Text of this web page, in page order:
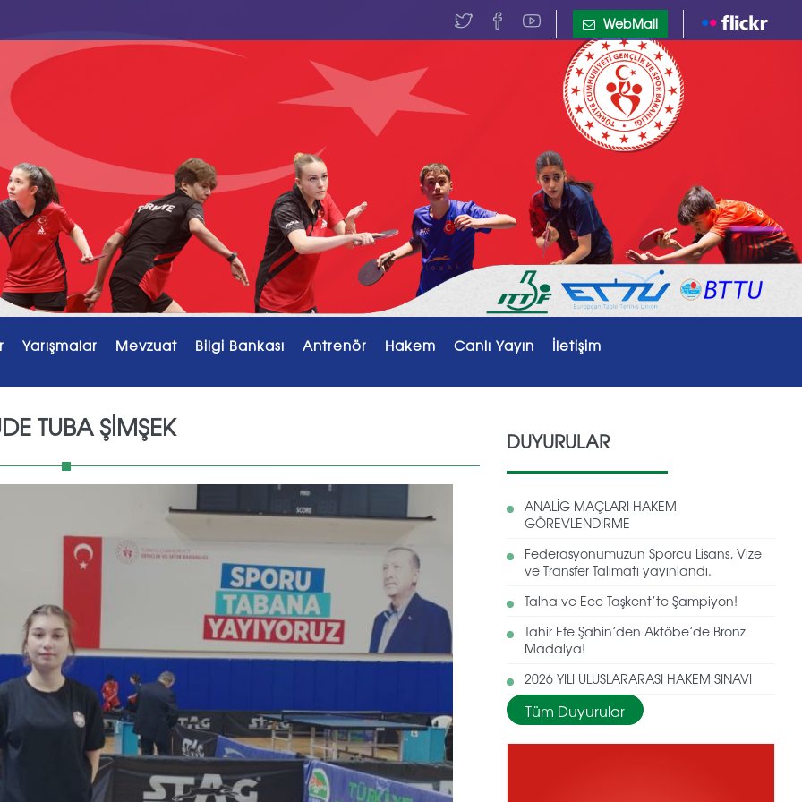
WebMail
Yarışmalar Mevzuat Bilgi Bankası Antrenör Hakem Canlı Yayın İletişim
DUYURULAR
ANALİG MAÇLARI HAKEM
GÖREVLENDİRME
Federasyonumuzun Sporcu Lisans, Vize
ve Transfer Talimatı yayınlandı.
Talha ve Ece Taşkent’te Şampiyon!
Tahir Efe Şahin’den Aktöbe’de Bronz
Madalya!
2026 YILI ULUSLARARASI HAKEM SINAVI
Tüm Duyurular
TUBA ŞİMŞEK